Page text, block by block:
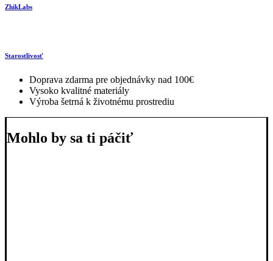
ZhikLabs
Starostlivosť
Doprava zdarma pre objednávky nad 100€
Vysoko kvalitné materiály
Výroba šetrná k životnému prostrediu
Mohlo by sa ti páčiť